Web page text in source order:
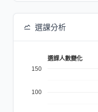
選課分析
選課人數變化
100
150